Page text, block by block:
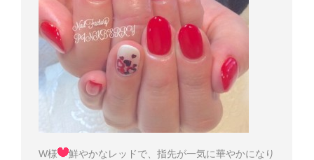
W様
鮮やかなレッドで、指先が一気に華やかになり